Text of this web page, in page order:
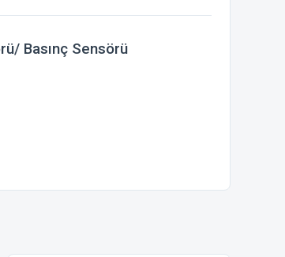
Basınç Sensörü